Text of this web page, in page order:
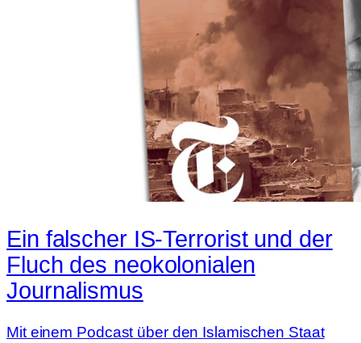
Ein falscher IS-Terrorist und der
Fluch des neokolonialen
Journalismus
Mit einem Podcast über den Islamischen Staat